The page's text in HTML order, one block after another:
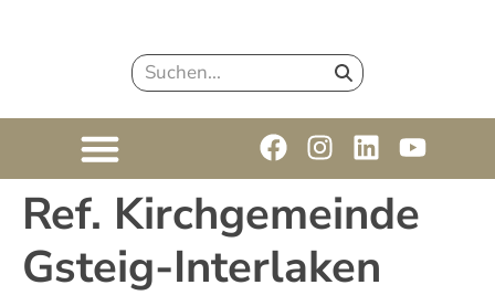
Ref. Kirchgemeinde
Gsteig-Interlaken